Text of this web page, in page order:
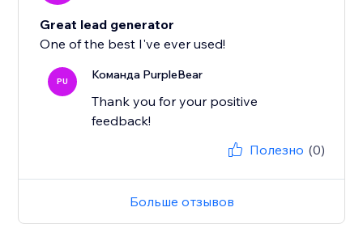
Great lead generator
One of the best I've ever used!
PU Команда PurpleBear
Thank you for your positive
feedback!
Полезно (0)
Больше отзывов